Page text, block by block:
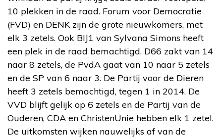
10 plekken in de raad. Forum voor Democratie
(FVD) en DENK zijn de grote nieuwkomers, met
elk 3 zetels. Ook BIJ1 van Sylvana Simons heeft
een plek in de raad bemachtigd. D66 zakt van 14
naar 8 zetels, de PvdA gaat van 10 naar 5 zetels
en de SP van 6 naar 3. De Partij voor de Dieren
heeft 3 zetels bemachtigd, tegen 1 in 2014. De
VVD blijft gelijk op 6 zetels en de Partij van de
Ouderen, CDA en ChristenUnie hebben elk 1 zetel.
De uitkomsten wijken nauwelijks af van de